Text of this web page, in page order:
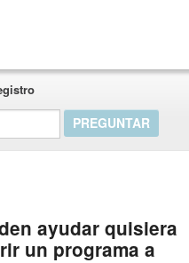
ayudar quisiera
un programa a